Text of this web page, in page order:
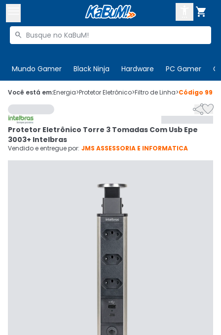

Buscar produtos

Mundo Gamer Black Ninja Hardware PC Gamer
 Olá. Acesse sua conta
 Departamentos
Cupons
CADASTRE-SE
Você está em:Energia>Protetor Eletrônico>Filtro de Linha>Código

Protetor Eletrônico Torre 3 Tomadas Com Usb Epe
3003+ Intelbras
Vendido e entregue por: JMS ASSESSORIA E INFORMATICA